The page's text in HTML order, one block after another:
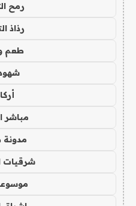
رمح
رذاذ
طعم
مباشر
شرقيات